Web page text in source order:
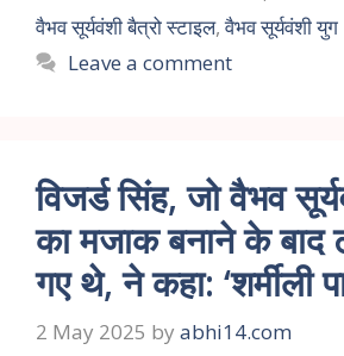
वैभव सूर्यवंशी बैत्रो स्टाइल,वैभव सूर्यवंशी युग
Leave a comment
विजर्ड सिंह, जो वैभव
का मजाक बनाने के बाद
गए थे, ने कहा: ‘शर्मीली
2 May 2025 by abhi14.com